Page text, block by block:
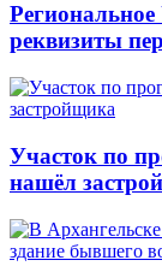
реквизиты
Участок по
нашёл